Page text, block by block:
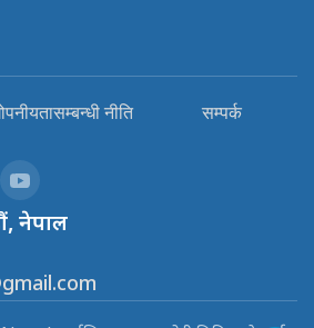
नीति सम्पर्क
नेपाल